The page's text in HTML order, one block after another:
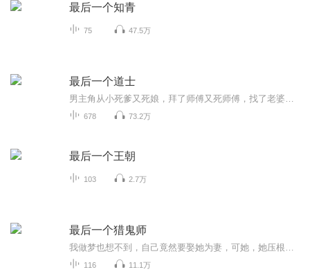
最后一个知青
75 47.5万
最后一个道士
678 73.2万
最后一个王朝
103 2.7万
最后一个猎鬼师
116 11.1万